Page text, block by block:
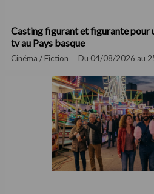
Casting figurant et figurante pour
tv au Pays basque
Cinéma / Fiction Du 04/08/2026 au